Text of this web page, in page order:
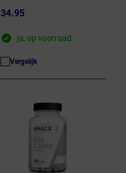
34.95
ja, op voorraad
Vergelijk